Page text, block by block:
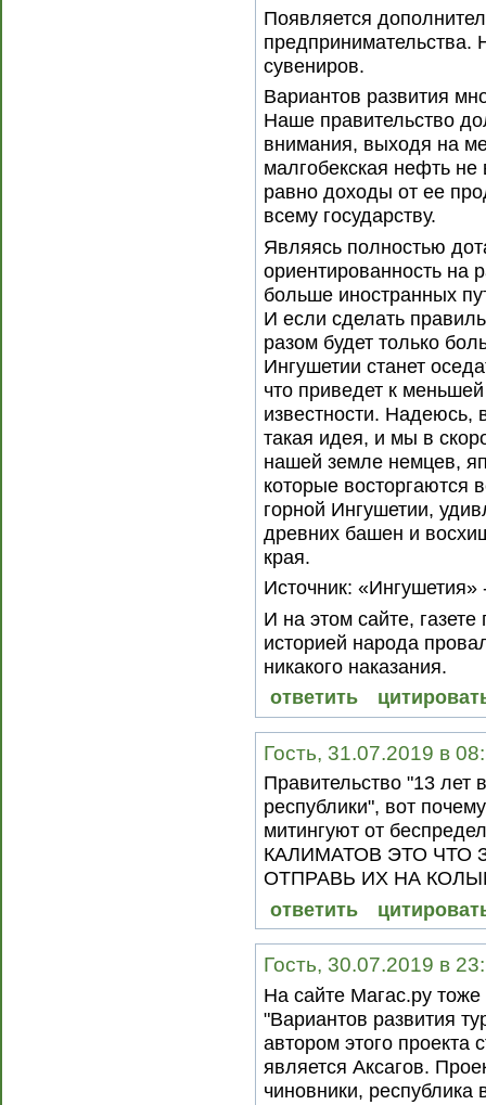
Появляется
предпринимательства.
сувениров.
Вариантов развития
Наше правительство
внимания, выходя на
малгобекская нефть
равно доходы от ее
всему государству.
Являясь полностью
ориентированность на
больше иностранных
И если сделать
разом будет только
Ингушетии станет
что приведет к
известности. Надеюсь,
такая идея, и мы в
нашей земле немцев,
которые восторгаются
горной Ингушетии,
древних башен и
края.
Источник: «Ингушетия»
И на этом сайте,
историей народа
никакого наказания.
ответить
Гость, 31.07.2019 в
Правительство "13 лет
республики", вот
митингуют от
КАЛИМАТОВ ЭТО ЧТО
ОТПРАВЬ ИХ НА
ответить
Гость, 30.07.2019 в
На сайте Магас.ру
"Вариантов развития
автором этого проекта
является Аксагов.
чиновники, республика